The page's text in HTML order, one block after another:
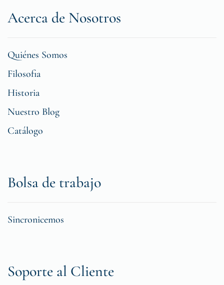
Acerca de Nosotros
Quiénes Somos
Filosofia
Historia
Nuestro Blog
Catálogo
Bolsa de trabajo
Sincronicemos
Soporte al Cliente